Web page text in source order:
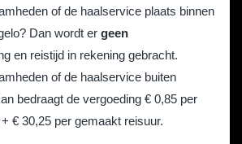
of de haalservice plaats binnen
Dan wordt er geen
en reistijd in rekening gebracht.
of de haalservice buiten
bedraagt de vergoeding € 0,85 per
€ 30,25 per gemaakt reisuur.